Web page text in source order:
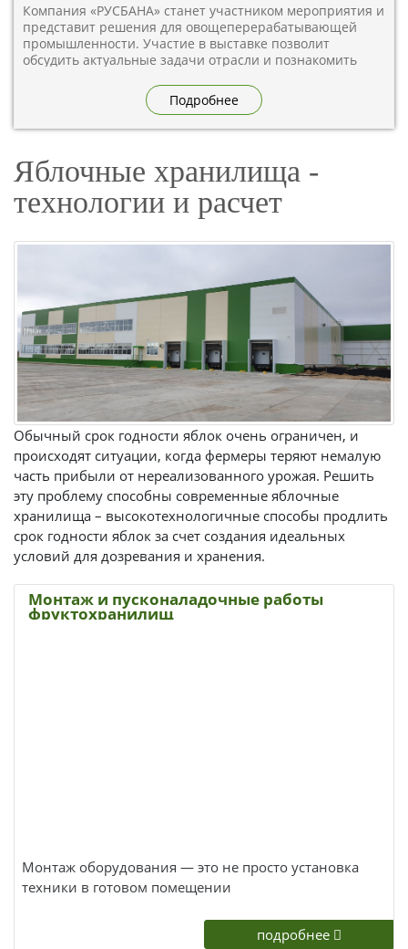
Компания «РУСБАНА» станет участником мероприятия и
представит решения для овощеперерабатывающей
промышленности. Участие в выставке позволит
обсудить актуальные задачи отрасли и познакомить
Встречаемся на стенде А2.9 по адресу: Московская
область, Дмитровский муниципальный округ, деревня
Бунятино, территория предприятий «Дмитровские
Подробнее
Яблочные хранилища -
технологии и расчет
Обычный срок годности яблок очень ограничен, и
происходят ситуации, когда фермеры теряют немалую
часть прибыли от нереализованного урожая. Решить
эту проблему способны современные яблочные
хранилища – высокотехнологичные способы продлить
срок годности яблок за счет создания идеальных
условий для дозревания и хранения.
Монтаж и пусконаладочные работы
фруктохранилищ
Монтаж оборудования — это не просто установка
техники в готовом помещении
подробнее